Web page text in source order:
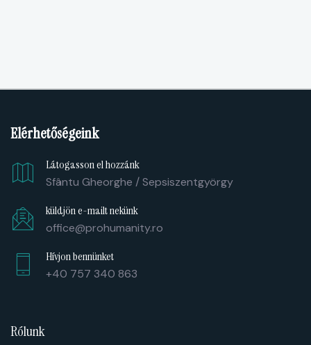
Elérhetőségeink
Látogasson el hozzánk
Sfântu Gheorghe / Sepsiszentgyörgy
küldjön e-mailt nekünk
office@prohumanity.ro
Hívjon bennünket
+40 757 340 863
Rólunk